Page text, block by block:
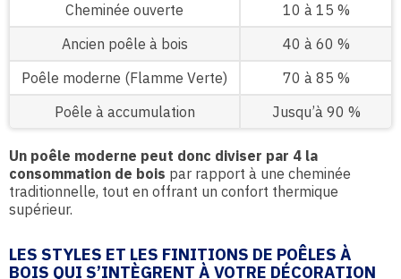
Cheminée ouverte
10 à 15 %
Ancien poêle à bois
40 à 60 %
Poêle moderne (Flamme Verte)
70 à 85 %
Poêle à accumulation
Jusqu’à 90 %
Un poêle moderne peut donc diviser par 4 la
consommation de bois par rapport à une cheminée
traditionnelle, tout en offrant un confort thermique
supérieur.
LES STYLES ET LES FINITIONS DE POÊLES À
BOIS QUI S’INTÈGRENT À VOTRE DÉCORATION